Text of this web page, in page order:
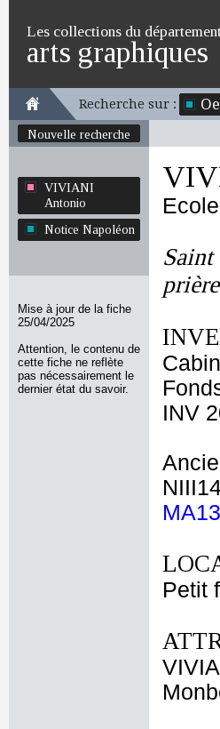
Les collections du
arts graphiques
Recherche sur :
Nouvelle recherche
VIVIANI
Antonio
Notice Napoléon
Mise à jour de la fiche
25/04/2025
Attention, le contenu de
cette fiche ne reflète
pas nécessairement le
dernier état du savoir.
Saint
INV
Petit